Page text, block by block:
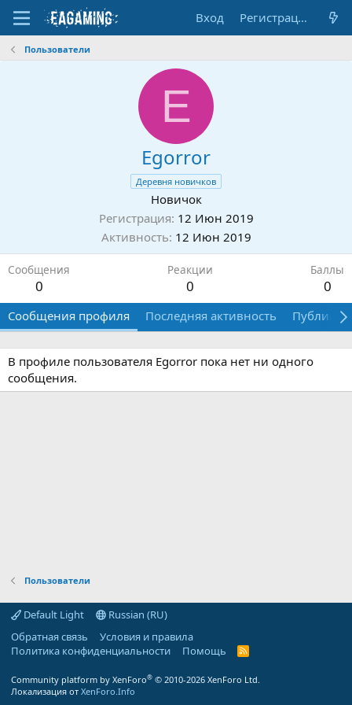
Вход Регистрация
Пользователи
E
Egorror
Деревня новичков
Новичок
Регистрация 12 Июн 2019
Активность 12 Июн 2019
Сообщения
0
Реакции
0
Баллы
0
Сообщения профиля Последняя активность
В профиле пользователя Egorror пока нет ни одного
сообщения.
Пользователи
Default Light
Russian (RU)
Обратная связь
Условия и правила
Политика конфиденциальности
Помощь
R
Community platform by XenForo® © 2010-2026 XenForo Ltd.
Локализация от XenForo.Info